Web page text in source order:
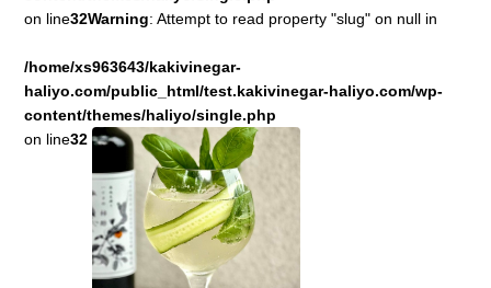
on line32Warning: Attempt to read property "slug" on null in
/home/xs963643/kakivinegar-
haliyo.com/public_html/test.kakivinegar-haliyo.com/wp-
content/themes/haliyo/single.php
on line32